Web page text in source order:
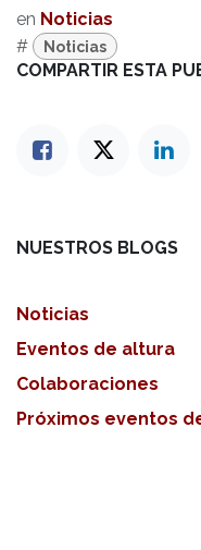
en Noticias
#
Noticias
COMPARTIR ESTA
NUESTROS BLOGS
Noticias
Eventos de altura
Colaboraciones
Próximos eventos